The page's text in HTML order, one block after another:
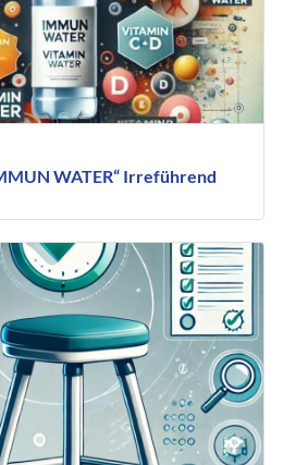
WATER“ Irreführend